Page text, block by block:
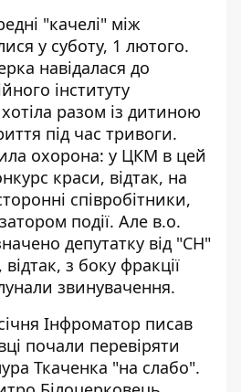
"качелі" між
у суботу, 1 лютого.
навідалася до
інституту
разом із дитиною
під час тривоги.
охорона: у ЦКМ в цей
краси, відтак, на
співробітники,
події. Але в.о.
депутатку від "СН"
з боку фракції
звинувачення.
Інфроматор писав
почали перевіряти
Ткаченка "на слабо".